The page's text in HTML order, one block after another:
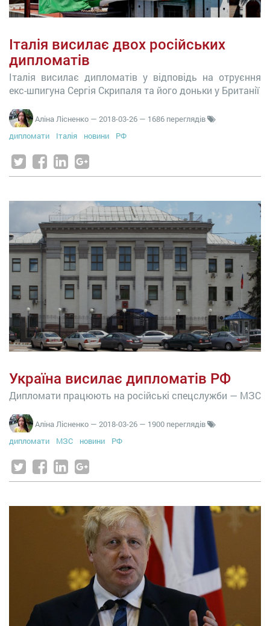
Італія висилає двох російських
дипломатів
Італія висилає дипломатів у відповідь на отруєння
екс-шпигуна Сергія Скрипаля та його доньки у Британії
Аліна Лісненко — 2018-03-26 — 1686 переглядів
дипломати
Італія новини РФ
Україна висилає дипломатів РФ
Дипломати працюють на російські спецслужби — МЗС
Аліна Лісненко — 2018-03-26 — 1900 переглядів
дипломати
МЗС новини РФ